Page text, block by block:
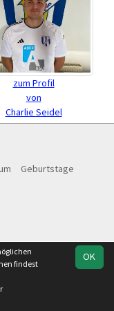
zum Profil
von
Charlie Seidel
Geburtstage
OK
findest